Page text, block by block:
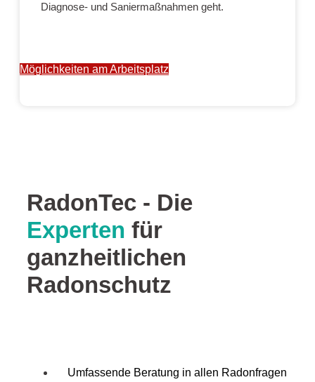
Diagnose- und Saniermaßnahmen geht.
Möglichkeiten am Arbeitsplatz
RadonTec - Die
Experten für
ganzheitlichen
Radonschutz
Umfassende Beratung in allen Radonfragen